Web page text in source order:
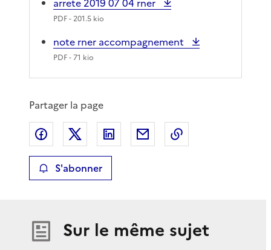
PDF- 201.5 kio
note rner accompagnement
PDF- 71 kio
Partager la page
Partager sur Facebook
Partager sur XPartager sur LinkedIn
Partager par email
S'abonner
Sur le même sujet